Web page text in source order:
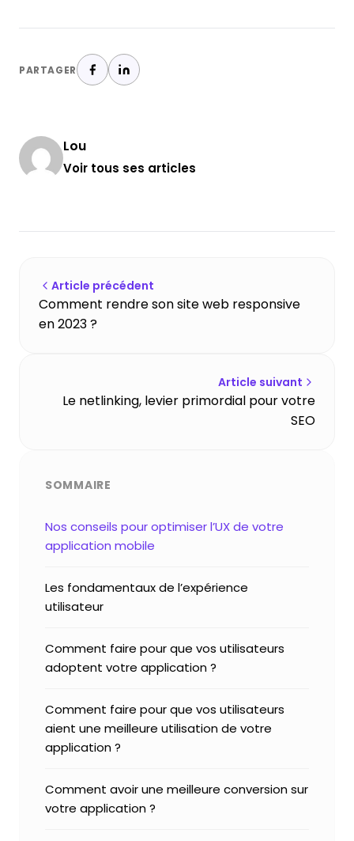
PARTAGER
Lou
Voir tous ses articles
Article précédent
Comment rendre son site web responsive
en 2023 ?
Article suivant
Le netlinking, levier primordial pour votre
SEO
SOMMAIRE
Nos conseils pour optimiser l’UX de votre
application mobile
Les fondamentaux de l’expérience
utilisateur
Comment faire pour que vos utilisateurs
adoptent votre application ?
Comment faire pour que vos utilisateurs
aient une meilleure utilisation de votre
application ?
Comment avoir une meilleure conversion sur
votre application ?